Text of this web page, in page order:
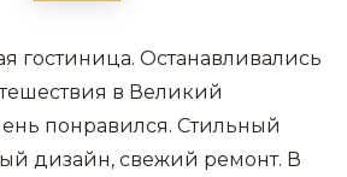
гостиница. Останавливались
в Великий
понравился. Стильный
дизайн, свежий ремонт. В